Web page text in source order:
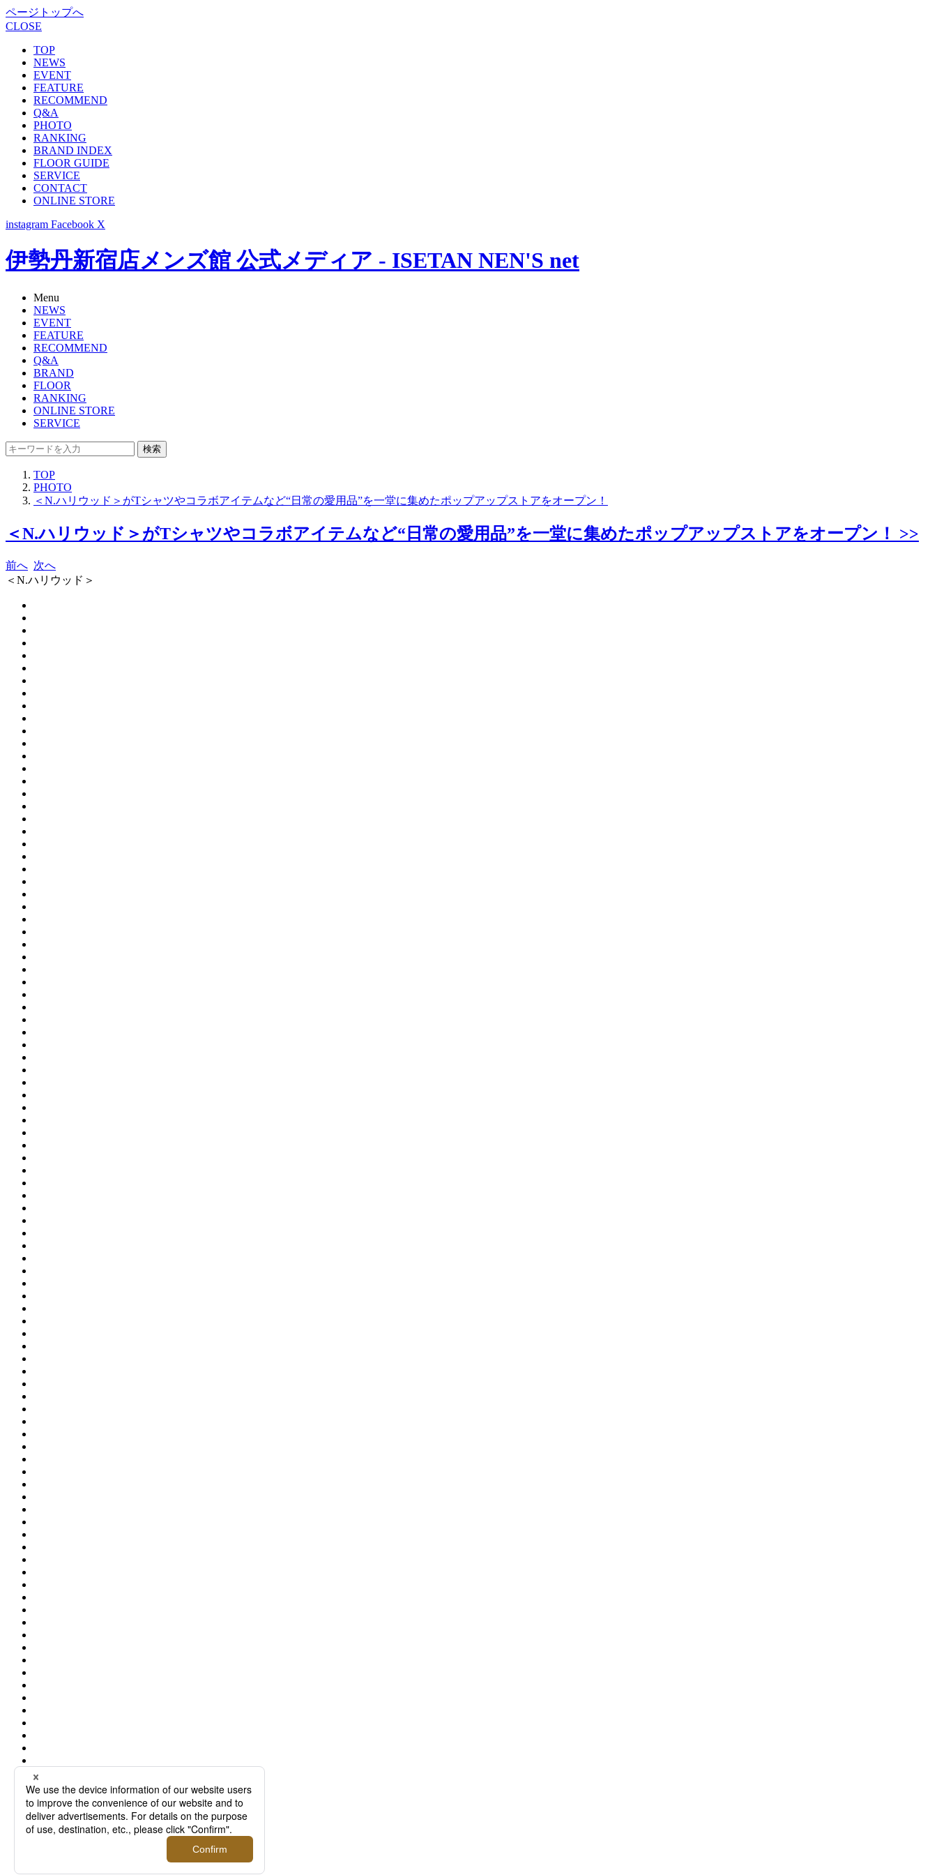
ページトップへ
CLOSE
TOP
NEWS
EVENT
FEATURE
RECOMMEND
Q&A
PHOTO
RANKING
BRAND INDEX
FLOOR GUIDE
SERVICE
CONTACT
ONLINE STORE
instagram Facebook X
伊勢丹新宿店メンズ館 公式メディア - ISETAN NEN'S net
Menu
NEWS
EVENT
FEATURE
RECOMMEND
Q&A
BRAND
FLOOR
RANKING
ONLINE STORE
SERVICE
検索
TOP
PHOTO
＜N.ハリウッド＞がTシャツやコラボアイテムなど“日常の愛用品”を一堂に集めたポップアップストアをオープン！
＜N.ハリウッド＞がTシャツやコラボアイテムなど“日常の愛用品”を一堂に集めたポップアップストアをオープン！ >>
前へ 次へ
＜N.ハリウッド＞